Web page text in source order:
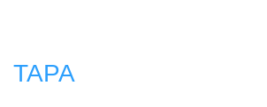
TAPA